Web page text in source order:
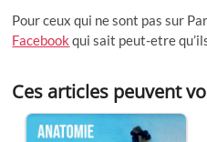
Pour ceux qui ne sont pas sur
Facebook qui sait peut-etre
Ces articles peuvent